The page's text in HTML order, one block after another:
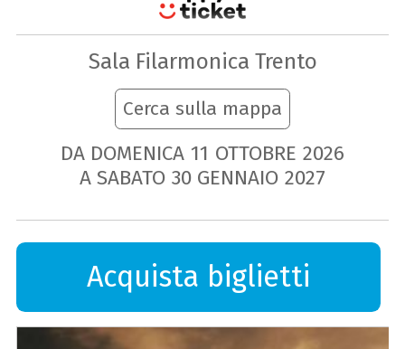
Sala Filarmonica Trento
Cerca sulla mappa
DA DOMENICA 11 OTTOBRE 2026
A SABATO 30 GENNAIO 2027
Acquista biglietti